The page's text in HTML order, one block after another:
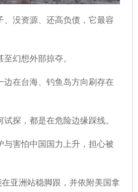
、没资源、还高负债，它最容
幻想外部掠夺。
边在台海、钓鱼岛方向刷存在
探，都是在危险边缘踩线。
与害怕中国国力上升，担心被
亚洲站稳脚跟，并依附美国拿